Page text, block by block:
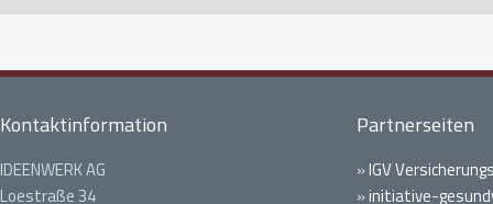
Kontaktinformation
IDEENWERK AG
Loestraße 34
Partnerseiten
»IGV
»initiative-